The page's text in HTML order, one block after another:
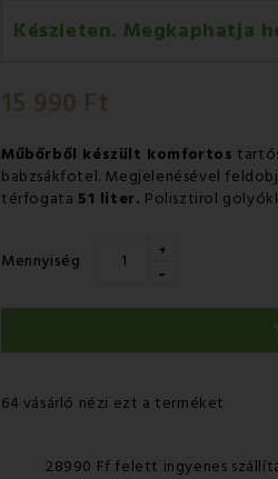
Készleten. Megkaphatja
Kedd 11.08
15 990 Ft
Műbőrből készült komfortos
babzsákfotel. Megjelenésével
térfogata 51 liter. Polisztirol
Mennyiség +
-
64 vásárló nézi ezt a terméket
28990 Ff felett ingyenes